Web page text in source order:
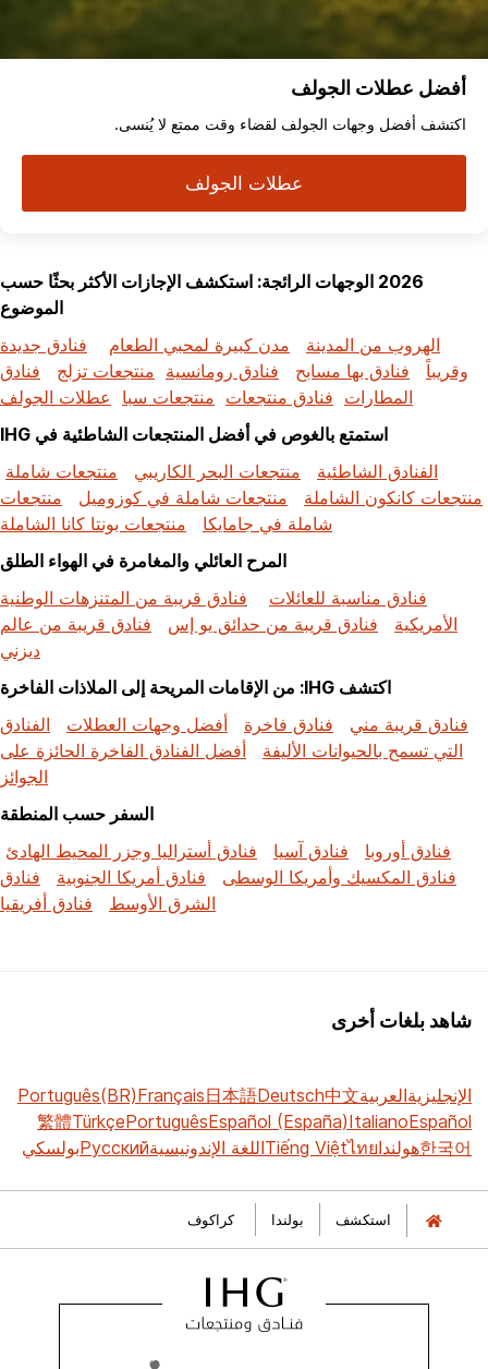
أفضل عطلات الجولف
اكتشف أفضل وجهات الجولف لقضاء وقت ممتع لا يُنسى.
عطلات الجولف
2026 الوجهات الرائجة: استكشف الإجازات الأكثر بحثًا حسب
الموضوع
الهروب من المدينة
مدن كبيرة لمحبي الطعام
فنادق جديدة
وقريباً
فنادق بها مسابح فنادق رومانسية منتجعات تزلج
فنادق
المطارات فنادق منتجعات منتجعات سبا
عطلات الجولف
استمتع بالغوص في أفضل المنتجعات الشاطئية في IHG
الفنادق الشاطئية
منتجعات البحر الكاريبي
منتجعات شاملة
منتجعات كانكون الشاملة
منتجعات شاملة في كوزوميل
منتجعات
شاملة في جامايكا
منتجعات بونتا كانا الشاملة
المرح العائلي والمغامرة في الهواء الطلق
فنادق مناسبة للعائلات
فنادق قريبة من المتنزهات الوطنية
الأمريكية
فنادق قريبة من حدائق يو إس
فنادق قريبة من عالم
ديزني
اكتشف IHG: من الإقامات المريحة إلى الملاذات الفاخرة
فنادق قريبة مني
فنادق فاخرة أفضل وجهات العطلات
الفنادق
التي تسمح بالحيوانات الأليفة
أفضل الفنادق الفاخرة الحائزة على
الجوائز
السفر حسب المنطقة
فنادق أوروبا
فنادق آسيا
فنادق أستراليا وجزر المحيط الهادئ
فنادق المكسيك وأمريكا الوسطى
فنادق أمريكا الجنوبية
فنادق
الشرق الأوسط
فنادق أفريقيا
شاهد بلغات أخرى
الإنجليزيةالعربية中文
Deutsch
日本語
Français
Português(BR)
Español
Italiano
Español (España)
Português
Türkçe
繁體
한국어هولنداไทย
Tiếng Việtاللغة الإندونيسيةРусскийبولسكي
استكشف بولندا كراكوف